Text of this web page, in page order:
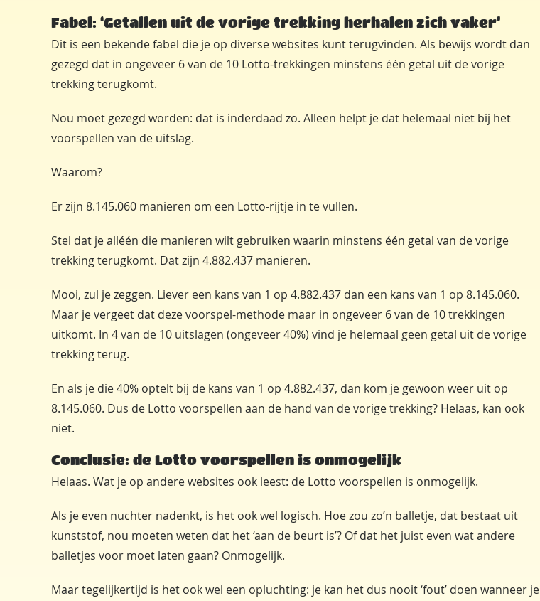
Fabel: ‘Getallen uit de vorige trekking herhalen zich vaker’
Dit is een bekende fabel die je op diverse websites kunt terugvinden. Als bewijs wordt dan
gezegd dat in ongeveer 6 van de 10 Lotto-trekkingen minstens één getal uit de vorige
trekking terugkomt.
Nou moet gezegd worden: dat is inderdaad zo. Alleen helpt je dat helemaal niet bij het
voorspellen van de uitslag.
Waarom?
Er zijn 8.145.060 manieren om een Lotto-rijtje in te vullen.
Stel dat je alléén die manieren wilt gebruiken waarin minstens één getal van de vorige
trekking terugkomt. Dat zijn 4.882.437 manieren.
Mooi, zul je zeggen. Liever een kans van 1 op 4.882.437 dan een kans van 1 op 8.145.060.
Maar je vergeet dat deze voorspel-methode maar in ongeveer 6 van de 10 trekkingen
uitkomt. In 4 van de 10 uitslagen (ongeveer 40%) vind je helemaal geen getal uit de vorige
trekking terug.
En als je die 40% optelt bij de kans van 1 op 4.882.437, dan kom je gewoon weer uit op
8.145.060. Dus de Lotto voorspellen aan de hand van de vorige trekking? Helaas, kan ook
niet.
Conclusie: de Lotto voorspellen is onmogelijk
Helaas. Wat je op andere websites ook leest: de Lotto voorspellen is onmogelijk.
Als je even nuchter nadenkt, is het ook wel logisch. Hoe zou zo’n balletje, dat bestaat uit
kunststof, nou moeten weten dat het ‘aan de beurt is’? Of dat het juist even wat andere
balletjes voor moet laten gaan? Onmogelijk.
Maar tegelijkertijd is het ook wel een opluchting: je kan het dus nooit ‘fout’ doen wanneer je